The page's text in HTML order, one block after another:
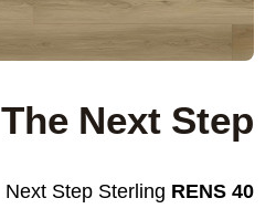
The Next Step
Next Step Sterling RENS 40